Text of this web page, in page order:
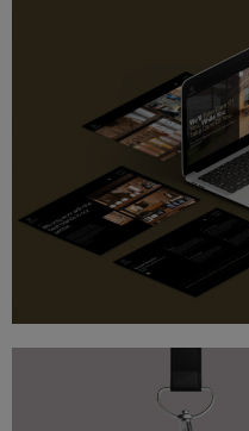
Diseño